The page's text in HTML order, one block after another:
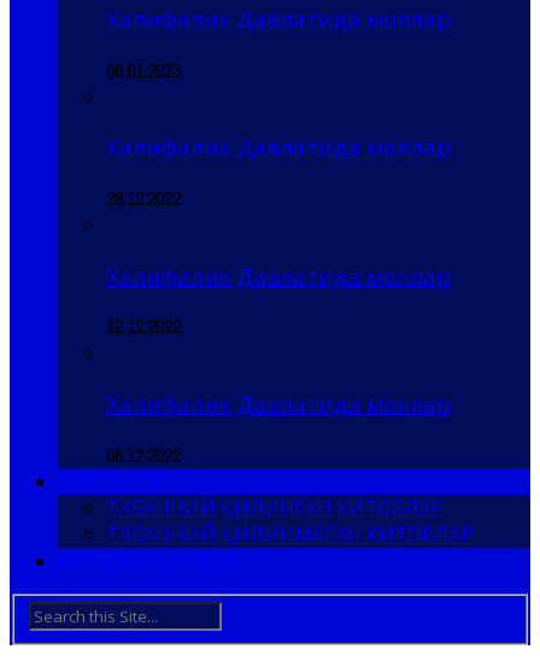
Халифалик Давлатида моллар
06.01.2023
Халифалик Давлатида моллар
28.12.2022
Халифалик Давлатида моллар
12.12.2022
Халифалик Давлатида моллар
06.12.2022
ТАБАННИЙ ҚИЛИНГАН КИТОБЛАР
ТАБАННИЙ ҚИЛИНМАГАН КИТОБЛАР